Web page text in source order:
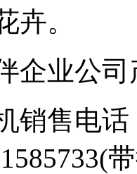
卉。
企业公
销售电话